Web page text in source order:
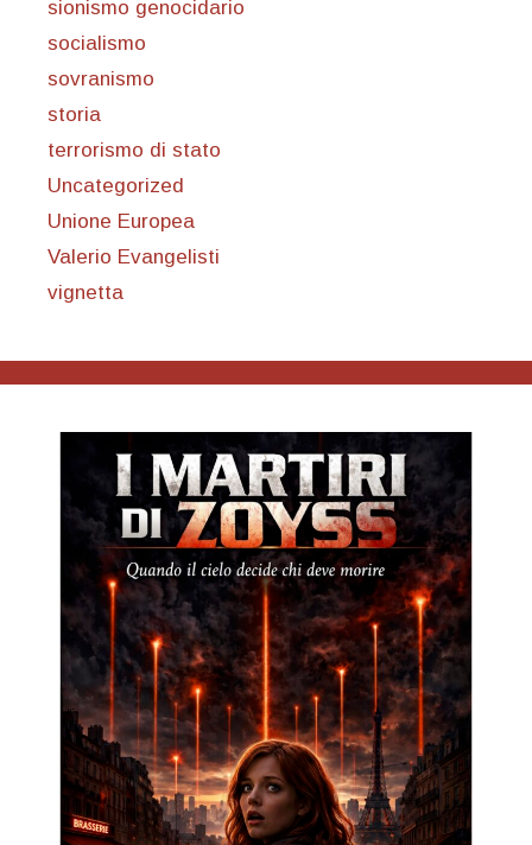
sionismo genocidario
socialismo
sovranismo
storia
terrorismo di stato
Uncategorized
Unione Europea
Valerio Evangelisti
vignetta